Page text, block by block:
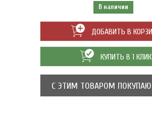
В наличии
ДОБАВИТЬ В
КУПИТЬ В 1 КЛИК
С ЭТИМ ТОВАРОМ